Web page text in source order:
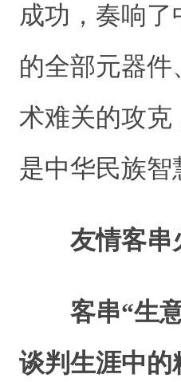
成功，奏响
的全部元器
术难关的攻克
是中华民族
友情客串
客串“生
谈判生涯中的